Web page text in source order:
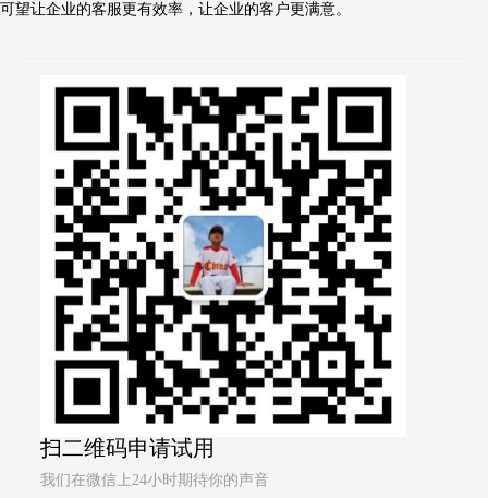
可望让企业的客服更有效率，让企业的客户更满意。
扫二维码申请试用
我们在微信上24小时期待你的声音